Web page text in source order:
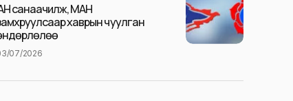
санаачилж, МАН
хаврын чуулган
07/2026